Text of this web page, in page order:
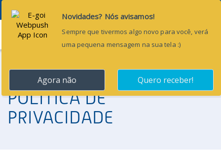
Menu
POLÍTICA DE
PRIVACIDADE